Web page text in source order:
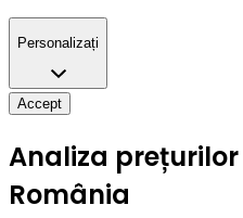
Personalizați
Accept
Analiza
România